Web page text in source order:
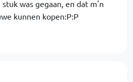
was gegaan, en dat m'n
kunnen kopen:P:P